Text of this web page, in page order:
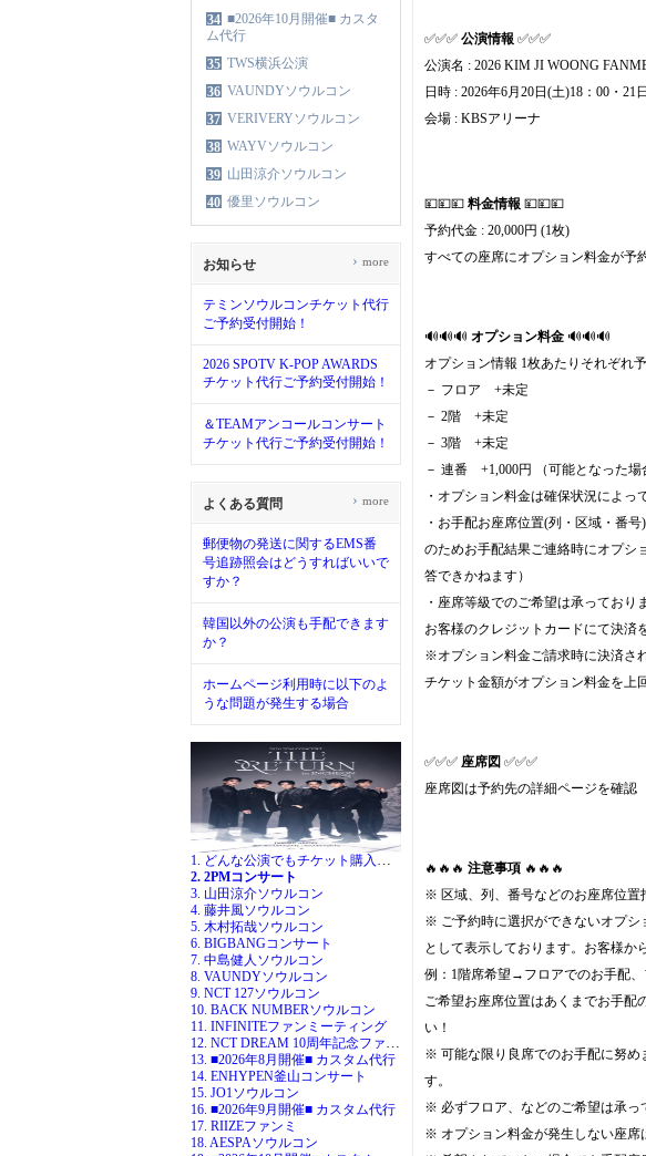
34 ■2026年10月開催■ カスタ
ム代行
35 TWS横浜公演
36 VAUNDYソウルコン
37 VERIVERYソウルコン
38 WAYVソウルコン
39 山田涼介ソウルコン
40 優里ソウルコン
お知らせ
テミンソウルコンチケット代行
ご予約受付開始！
2026 SPOTV K-POP AWARDS
チケット代行ご予約受付開始！
＆TEAMアンコールコンサート
チケット代行ご予約受付開始！
› more
よくある質問
郵便物の発送に関するEMS番
号追跡照会はどうすればいいで
すか？
韓国以外の公演も手配できます
か？
ホームページ利用時に以下のよ
うな問題が発生する場合
› more
1. どんな公演でもチケット購入代行
2. 2PMコンサート
3. 山田涼介ソウルコン
4. 藤井風ソウルコン
5. 木村拓哉ソウルコン
6. BIGBANGコンサート
7. 中島健人ソウルコン
8. VAUNDYソウルコン
9. NCT 127ソウルコン
10. BACK NUMBERソウルコン
11. INFINITEファンミーティング
12. NCT DREAM 10周年記念ファンミ
13. ■2026年8月開催■ カスタム代行
14. ENHYPEN釜山コンサート
15. JO1ソウルコン
16. ■2026年9月開催■ カスタム代行
17. RIIZEファンミ
18. AESPAソウルコン
✅✅✅ 公演情報 ✅✅✅
公演名 : 2026 KIM JI WOONG
日時 : 2026年6月20日(土)18：00・21
会場 : KBSアリーナ
💴💴💴 料金情報 💴💴💴
予約代金 : 20,000円 (1枚)
すべての座席にオプション料金が予
🔊🔊🔊 オプション料金 🔊🔊🔊
オプション情報 1枚あたりそれぞれ
－ フロア +未定
－ 2階 +未定
－ 3階 +未定
－ 連番 +1,000円 （可能となった場
・オプション料金は確保状況によっ
・お手配お座席位置(列・区域・番
のためお手配結果ご連絡時にオプシ
答できかねます）
・座席等級でのご希望は承っており
お客様のクレジットカードにて決済
※オプション料金ご請求時に決済さ
チケット金額がオプション料金を上
✅✅✅ 座席図 ✅✅✅
座席図は予約先の詳細ページを確認
🔥🔥🔥 注意事項 🔥🔥🔥
※ 区域、列、番号などのお座席位置
※ ご予約時に選択ができないオプシ
として表示しております。お客様か
例：1階席希望→フロアでのお手配
ご希望お座席位置はあくまでお手配
い！
※ 可能な限り良席でのお手配に努め
す。
※ 必ずフロア、などのご希望は承っ
※ オプション料金が発生しない座席